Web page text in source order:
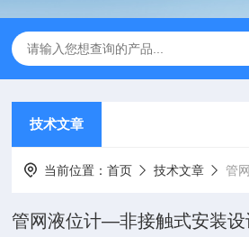
技术文章
当前位置：首页 技术文章 管网液位
管网液位计—非接触式安装设